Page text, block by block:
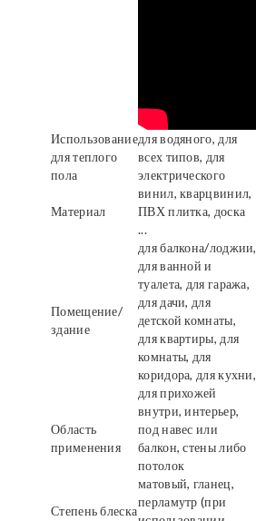
Использование
для теплого
пола
для водяного, для
всех типов, для
электрического
Материал
винил, кварцвинил,
ПВХ плитка, доска
...
Помещение/
здание
для балкона/лоджии,
для ванной и
туалета, для гаража,
для дачи, для
детской комнаты,
для квартиры, для
комнаты, для
коридора, для кухни,
для прихожей
Область
применения
внутри, интерьер,
под навес или
балкон, стены либо
потолок
Степень блеска
матовый, гланец,
перламутр (при